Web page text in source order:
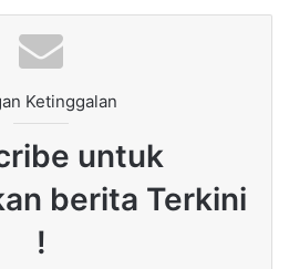
Ketinggalan
untuk
berita Terkini
!